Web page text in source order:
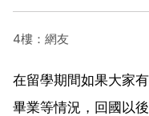
4樓：網友
在留學期間如果大家
畢業等情況，回國以